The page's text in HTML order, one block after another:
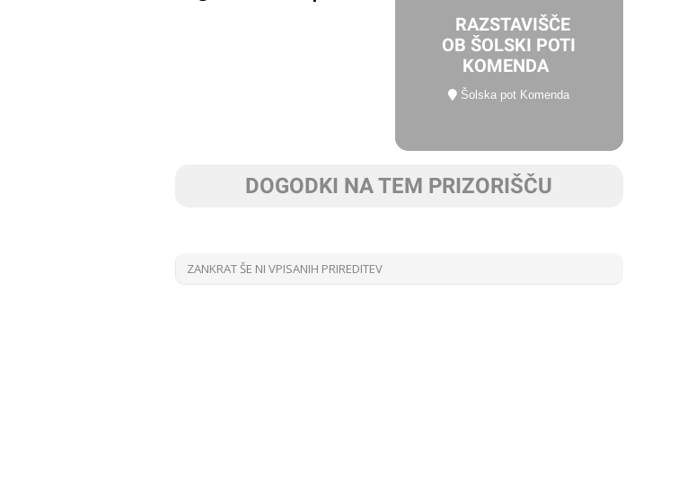
RAZSTAVIŠČE
OB ŠOLSKI POTI
KOMENDA
Šolska pot Komenda
DOGODKI NA TEM PRIZORIŠČU
ZANKRAT ŠE NI VPISANIH PRIREDITEV